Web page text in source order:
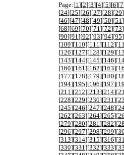
Page:[1 ][2][3][4][5][6][7
[24][25][26][27][28][29
[46][47][48][49][50][51
[68][69][70][71 ][72][73
[90][91 ][92][93][94][95
[109][110][111 ][112][
[126][127][128][129][
[143][144][145][146][
[160][161 ][162][163][
[177][178][179][180][
[194][195][196][197][
[211 ][212][213][214][
[228][229][230][231 ][
[245][246][247][248][
[262][263][264][265][
[279][280][281 ][282][
[296][297][298][299][
[313][314][315][316][
[330][331 ][332][333][